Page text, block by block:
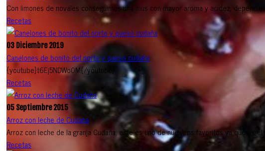
Con limones de novales conseguimos una mus con mayor aroma y acidez,
Recetas
03 Diciembre 2019
Canelones de bonito del norte y queso cudaña
{youtube}t6Ej5NDWo0M{/youtube}...
Recetas
05 Septiembre 2015
Arroz con leche de Cudaña
Arroz con leche de la granja Cudaña, este es uno de nuestros favoritos ya que es
Recetas